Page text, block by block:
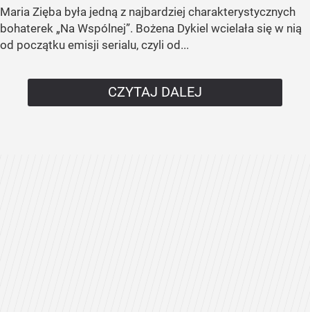
Maria Zięba była jedną z najbardziej charakterystycznych
bohaterek „Na Wspólnej”. Bożena Dykiel wcielała się w nią
od początku emisji serialu, czyli od...
CZYTAJ DALEJ